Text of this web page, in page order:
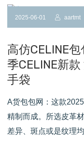
2025-06-01 aartmt
高仿CELINE
季CELINE新
手袋
A货包包网：这款
精制而成。所选皮革
差异、斑点或是纹理